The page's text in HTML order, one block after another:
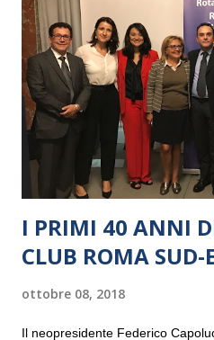
I PRIMI 40 ANNI
CLUB ROMA SUD-
ottobre 08, 2018
Il neopresidente Federico